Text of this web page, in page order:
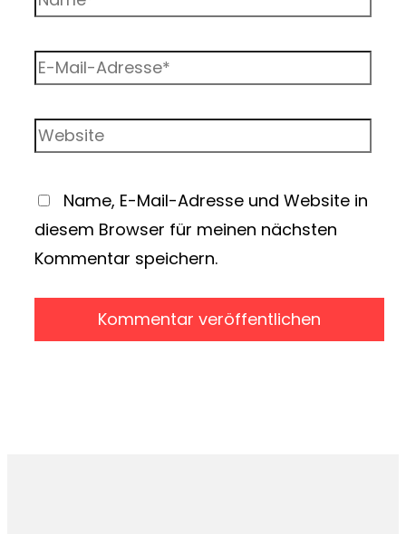
Name, E-Mail-Adresse und Website in
diesem Browser für meinen nächsten
Kommentar speichern.